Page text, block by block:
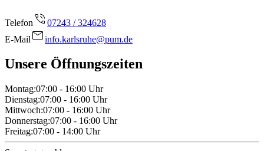
Telefon
07243 / 324628
E-Mail
info.karlsruhe@pum.de
Unsere Öffnungszeiten
Montag:07:00 - 16:00 Uhr
Dienstag:07:00 - 16:00 Uhr
Mittwoch:07:00 - 16:00 Uhr
Donnerstag:07:00 - 16:00 Uhr
Freitag:07:00 - 14:00 Uhr